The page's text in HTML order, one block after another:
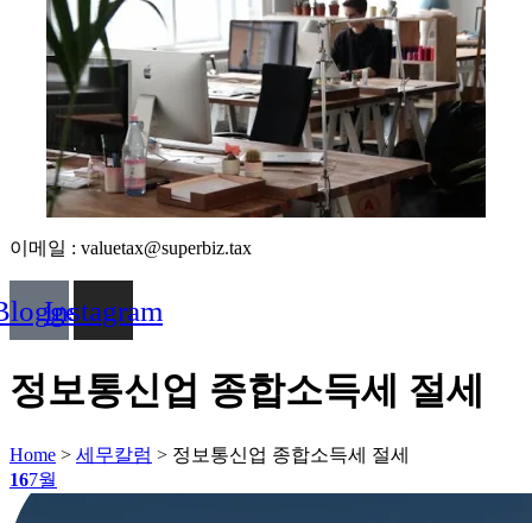
이메일 : valuetax@superbiz.tax
Instagram
정보통신업 종합소득세 절세
Home > 세무칼럼 > 정보통신업 종합소득세 절세
167월